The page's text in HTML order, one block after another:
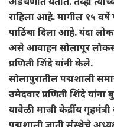
राहिला आहे. मागील १५
पाठिंबा दिला आहे. यंदा
असे आवाहन सोलापूर
प्रणिती शिंदे यांनी केले.
सोलापुरातील पद्मशाली
उमेदवार प्रणिती शिंदे यांना
यावेळी माजी केद्रींय